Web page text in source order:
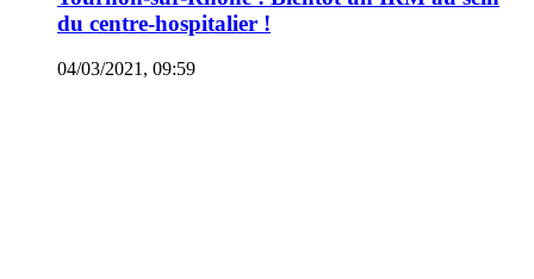
du centre-hospitalier !
04/03/2021, 09:59